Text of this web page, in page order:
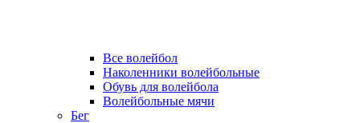
Все волейбол
Наколенники волейбольные
Обувь для волейбола
Волейбольные мячи
Бег